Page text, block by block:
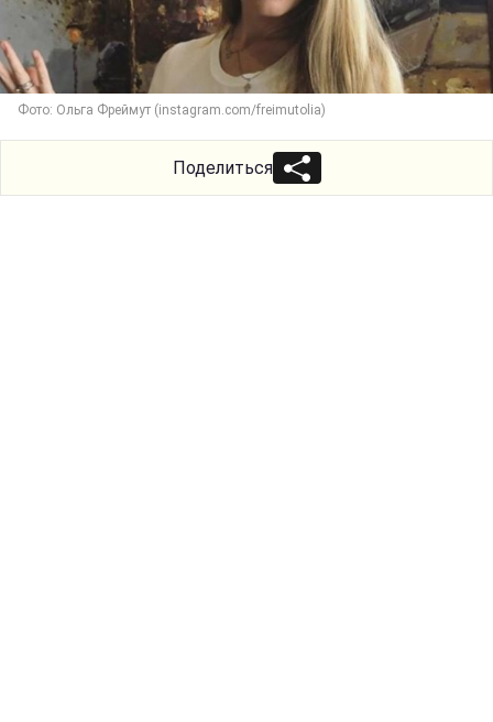
Фото: Ольга Фреймут (instagram.com/freimutolia)
Поделиться